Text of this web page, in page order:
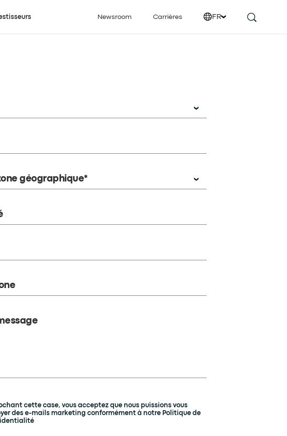
Newsroom Carrières FR
géographique*
cette case, vous acceptez que nous puissions vous
des e-mails marketing conformément à notre Politique de